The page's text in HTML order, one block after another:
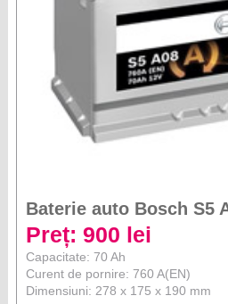
Baterie auto Bosch S5
Preț: 900 lei
Capacitate: 70 Ah
Curent de pornire: 760 A(EN)
Dimensiuni: 278 x 175 x 190 mm